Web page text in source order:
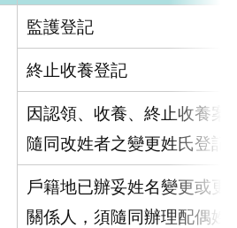
監護登記
終止收養登記
因認領、收養、終止收養案
隨同改姓者之變更姓氏登記
戶籍地已辦妥姓名變更或更
關係人，須隨同辦理配偶姓